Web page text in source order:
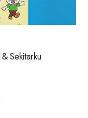
Sekitarku